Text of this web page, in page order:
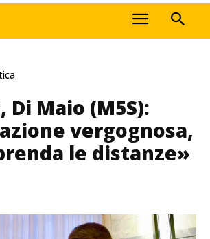
Di Maio (M5S):
vergognosa,
le distanze»